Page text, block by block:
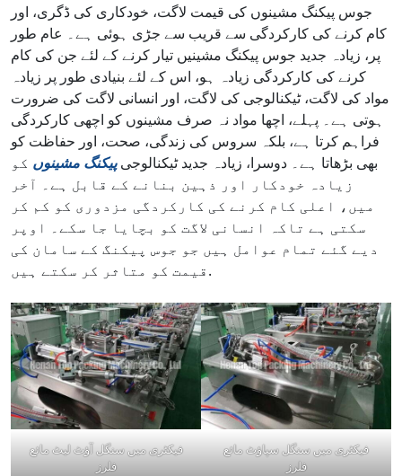
جوس پیکنگ مشینوں کی قیمت لاگت، خودکاری کی ڈگری، اور
کام کرنے کی کارکردگی سے قریب سے جڑی ہوئی ہے۔ عام طور
پر، زیادہ جدید جوس پیکنگ مشینیں تیار کرنے کے لئے جن کی کام
کرنے کی کارکردگی زیادہ ہو، اس کے لئے بنیادی طور پر زیادہ
مواد کی لاگت، ٹیکنالوجی کی لاگت، اور انسانی لاگت کی ضرورت
ہوتی ہے۔ پہلے، اچھا مواد نہ صرف مشینوں کو اچھی کارکردگی
فراہم کرتا ہے، بلکہ سروس کی زندگی، صحت، اور حفاظت کو
بھی بڑھاتا ہے۔ دوسرا، زیادہ جدید ٹیکنالوجیپیکنگ مشینوں کو
زیادہ خودکار اور ذہین بنانے کے قابل ہے۔ آخر
میں، اعلی کام کرنے کی کارکردگی مزدوری کو کم کر
سکتی ہے تاکہ انسانی لاگت کو بچایا جا سکے۔ اوپر
دیے گئے تمام عوامل ہیں جو جوس پیکنگ کے سامان کی
قیمت کو متاثر کر سکتے ہیں.
فیکٹری میں سنگل آؤٹ لیٹ مائع
فلرز
فیکٹری میں سنگل سپاؤٹ مائع
فلرز